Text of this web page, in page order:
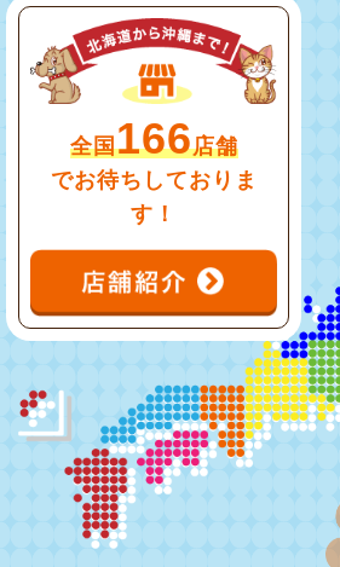
全国166店舗
でお待ちしておりま
す！